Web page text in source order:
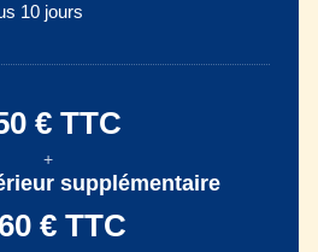
10 jours
€ TTC
+
supplémentaire
€ TTC